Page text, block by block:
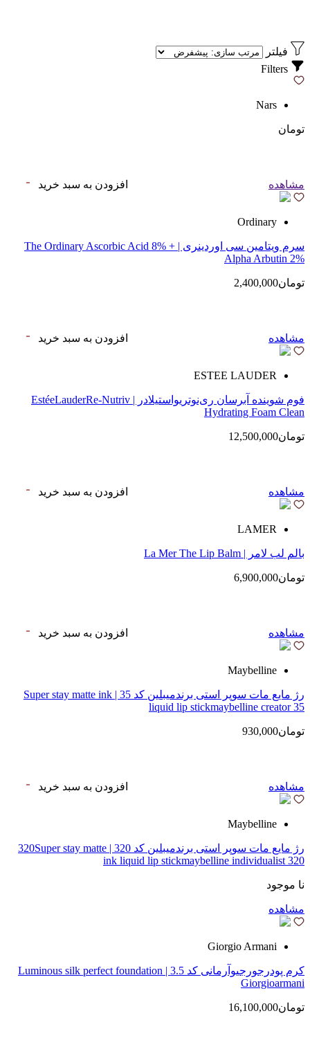
فیلتر
Nars
تومان
مشاهده افزودن به سبد خرید
Ordinary
سرم ویتامین سی اوردینری | The Ordinary Ascorbic Acid 8% +
Alpha Arbutin 2%
تومان2,400,000
مشاهده افزودن به سبد خرید
ESTEE LAUDER
فوم شوینده آبرسان ری‌نوتریواستیلادر | EstéeLauderRe-Nutriv
Hydrating Foam Clean
تومان12,500,000
مشاهده افزودن به سبد خرید
LAMER
بالم لب لامر | La Mer The Lip Balm
تومان6,900,000
مشاهده افزودن به سبد خرید
Maybelline
رژ مایع مات سوپر استی‌ برندمیبلین کد 35 | Super stay matte ink
liquid lip stickmaybelline creator 35
تومان930,000
مشاهده افزودن به سبد خرید
Maybelline
رژ مایع مات سوپر استی‌ برندمیبلین کد 320 | 320Super stay matte
ink liquid lip stickmaybelline individualist 320
نا موجود
مشاهده
Giorgio Armani
کرم پودرجورجیوآرمانی کد 3.5 | Luminous silk perfect foundation
Giorgioarmani
تومان16,100,000